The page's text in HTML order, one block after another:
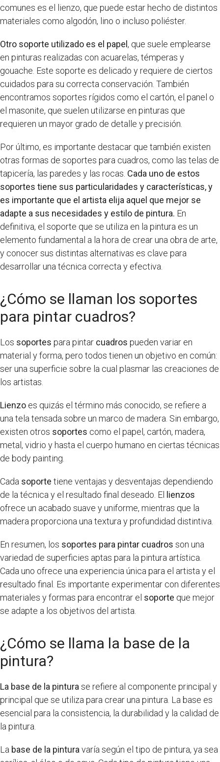
comunes es el lienzo, que puede estar hecho de distintos
materiales como algodón, lino o incluso poliéster.
Otro soporte utilizado es el papel, que suele emplearse
en pinturas realizadas con acuarelas, témperas y
gouache. Este soporte es delicado y requiere de ciertos
cuidados para su correcta conservación. También
encontramos soportes rígidos como el cartón, el panel o
el masonite, que suelen utilizarse en pinturas que
requieren un mayor grado de detalle y precisión.
Por último, es importante destacar que también existen
otras formas de soportes para cuadros, como las telas de
tapicería, las paredes y las rocas. Cada uno de estos
soportes tiene sus particularidades y características, y
es importante que el artista elija aquel que mejor se
adapte a sus necesidades y estilo de pintura. En
definitiva, el soporte que se utiliza en la pintura es un
elemento fundamental a la hora de crear una obra de arte,
y conocer sus distintas alternativas es clave para
desarrollar una técnica correcta y efectiva.
¿Cómo se llaman los soportes
para pintar cuadros?
Los soportes para pintar cuadros pueden variar en
material y forma, pero todos tienen un objetivo en común:
ser una superficie sobre la cual plasmar las creaciones de
los artistas.
Lienzo es quizás el término más conocido, se refiere a
una tela tensada sobre un marco de madera. Sin embargo,
existen otros soportes como el papel, cartón, madera,
metal, vidrio y hasta el cuerpo humano en ciertas técnicas
de body painting.
Cada soporte tiene ventajas y desventajas dependiendo
de la técnica y el resultado final deseado. El lienzos
ofrece un acabado suave y uniforme, mientras que la
madera proporciona una textura y profundidad distintiva.
En resumen, los soportes para pintar cuadros son una
variedad de superficies aptas para la pintura artística.
Cada uno ofrece una experiencia única para el artista y el
resultado final. Es importante experimentar con diferentes
materiales y formas para encontrar el soporte que mejor
se adapte a los objetivos del artista.
¿Cómo se llama la base de la
pintura?
La base de la pintura se refiere al componente principal y
principal que se utiliza para crear una pintura. La base es
esencial para la consistencia, la durabilidad y la calidad de
la pintura.
La base de la pintura varía según el tipo de pintura, ya sea